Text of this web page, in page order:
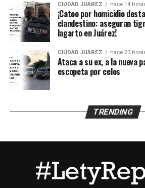
Agentes ministeriales acudieron al
la escena, recabar evidencias e
presunto agresor, quien hasta el
detenido.
CIUDAD JUÁREZ hace 14
¡Cateo por homicidio
clandestino: aseguran
lagarto en Juárez!
CIUDAD JUÁREZ hace 23
Ataca a su ex, a la nueva
escopeta por celos
TRENDING